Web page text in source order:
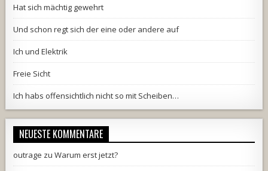
Hat sich mächtig gewehrt
Und schon regt sich der eine oder andere auf
Ich und Elektrik
Freie Sicht
Ich habs offensichtlich nicht so mit Scheiben…
NEUESTE KOMMENTARE
outrage zuWarum erst jetzt?